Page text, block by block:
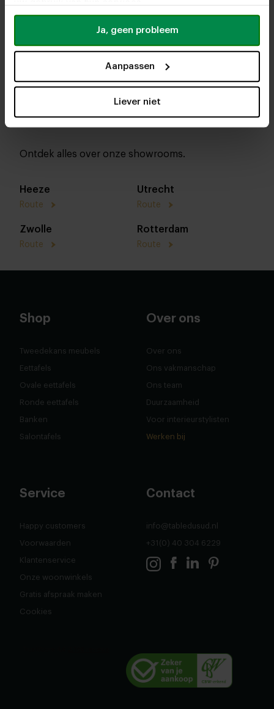
Ja, geen probleem
Aanpassen
Liever niet
Ontdek alles over onze showrooms.
Heeze
Route
Utrecht
Route
Zwolle
Route
Rotterdam
Route
Shop
Tweedekans meubels
Eettafels
Ovale eettafels
Ronde eettafels
Banken
Salontafels
Over ons
Over ons
Ons vakmanschap
Ons team
Duurzaamheid
Voor interieurstylisten
Werken bij
Service
Happy customers
Voorwaarden
Klantenservice
Onze woonwinkels
Gratis afspraak maken
Cookies
Contact
info@tabledusud.nl
+31(0) 40 304 6229